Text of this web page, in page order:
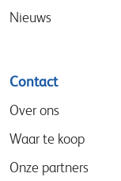
Nieuws
Contact
Over ons
Waar te koop
Onze partners